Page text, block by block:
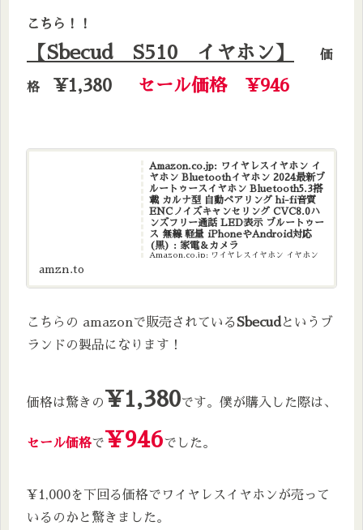
こちら！！
【Sbecud S510 イヤホン】 価
格 ¥1,380 セール価格 ¥946
Amazon.co.jp: ワイヤレスイヤホン イ
ヤホン Bluetoothイヤホン 2024最新ブ
ルートゥースイヤホン Bluetooth5.3搭
載 カルナ型 自動ペアリング hi-fi音質
ENCノイズキャンセリング CVC8.0ハ
ンズフリー通話 LED表示 ブルートゥー
ス 無線 軽量 iPhoneやAndroid対応
(黒) : 家電＆カメラ
Amazon.co.jp: ワイヤレスイヤホン イヤホン
CVC8.0ハンズ...
amzn.to
こちらの amazonで販売されている Sbecudというブ
ランドの製品になります！
価格は驚きの¥1,380です。僕が購入した際は、
セール価格で¥946でした。
¥1,000を下回る価格でワイヤレスイヤホンが売って
いるのかと驚きました。